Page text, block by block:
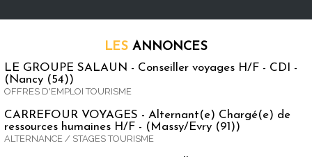
LES ANNONCES
LE GROUPE SALAUN - Conseiller voyages H/F - CDI -
(Nancy (54))
OFFRES D'EMPLOI TOURISME
CARREFOUR VOYAGES - Alternant(e) Chargé(e) de
ressources humaines H/F - (Massy/Evry (91))
ALTERNANCE / STAGES TOURISME